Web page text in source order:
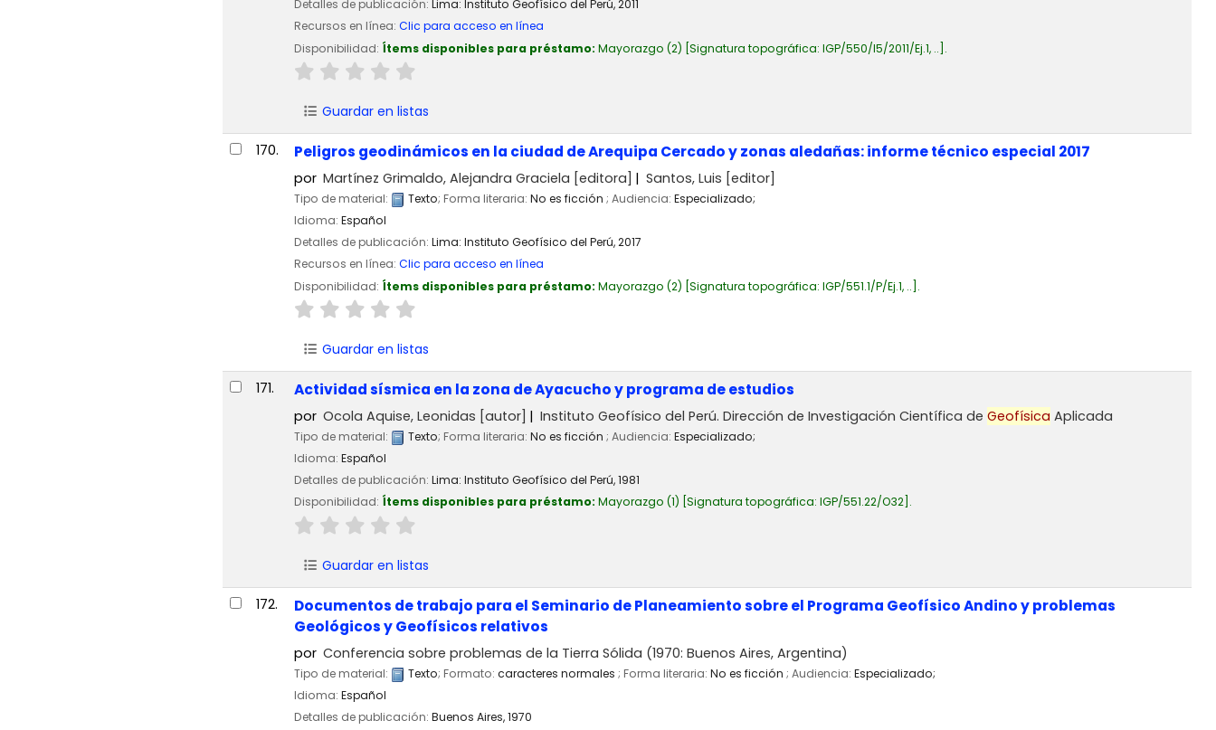
Detalles de publicación: Lima: Instituto Geofísico del Perú,2011
Recursos en línea: Clic para acceso en línea
Disponibilidad: Ítems disponibles para préstamo: Mayorazgo (2) Signatura topográfica: IGP/550/I5/2011/Ej.1, .. .
Guardar en listas
170. Peligros geodinámicos en la ciudad de Arequipa Cercado y zonas aledañas: informe técnico especial 2017
por Martínez Grimaldo, Alejandra Graciela [editora] Santos, Luis [editor]
Tipo de material: Texto; Forma literaria: No es ficción ; Audiencia: Especializado;
Idioma: Español
Detalles de publicación: Lima: Instituto Geofísico del Perú,2017
Recursos en línea: Clic para acceso en línea
Disponibilidad: Ítems disponibles para préstamo: Mayorazgo (2) Signatura topográfica: IGP/551.1/P/Ej.1, .. .
Guardar en listas
171. Actividad sísmica en la zona de Ayacucho y programa de estudios
por Ocola Aquise, Leonidas [autor] Instituto Geofísico del Perú. Dirección de Investigación Científica de Geofísica Aplicada
Tipo de material: Texto; Forma literaria: No es ficción ; Audiencia: Especializado;
Idioma: Español
Detalles de publicación: Lima: Instituto Geofísico del Perú,1981
Disponibilidad: Ítems disponibles para préstamo: Mayorazgo (1) Signatura topográfica: IGP/551.22/O32 .
Guardar en listas
172.
Documentos de trabajo para el Seminario de Planeamiento sobre el Programa Geofísico Andino y problemas
Geológicos y Geofísicos relativos
por Conferencia sobre problemas de la Tierra Sólida (1970: Buenos Aires, Argentina)
Tipo de material: Texto; Formato: caracteres normales ; Forma literaria: No es ficción ; Audiencia: Especializado;
Idioma: Español
Detalles de publicación: Buenos Aires,1970